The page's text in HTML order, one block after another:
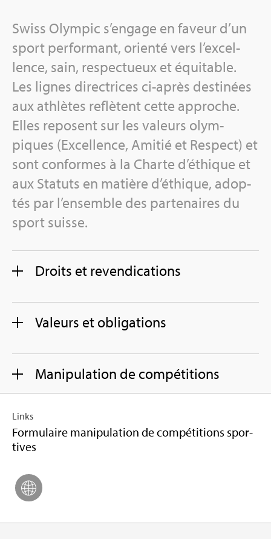
Swiss Olym­pic s’en­gage en faveur d’un
sport per­for­mant, orienté vers l’ex­cel­
lence, sain, res­pec­tueux et équi­table.
Les lignes direc­trices ci-après des­ti­nées
aux ath­lètes reflètent cette approche.
Elles reposent sur les valeurs olym­
piques (Excel­lence, Ami­tié et Res­pect) et
sont conformes à la Charte d’éthique et
aux Sta­tuts en matière d’éthique, adop­
tés par l’en­semble des par­te­naires du
sport suisse.
Droits et reven­di­ca­tions
Valeurs et obli­ga­tions
Mani­pu­la­tion de com­pé­ti­tions
Links
For­mu­laire mani­pu­la­tion de com­pé­ti­tions spor­
tives